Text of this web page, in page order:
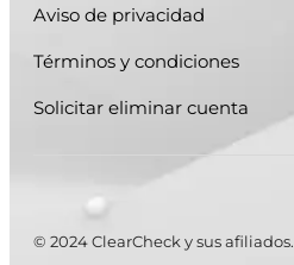
Aviso de privacidad
Términos y condiciones
Solicitar eliminar cuenta
© 2024 ClearCheck y sus afiliados.